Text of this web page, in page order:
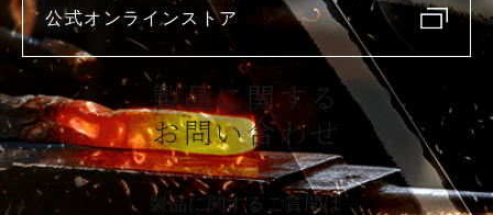
公式オンラインストア
製品に関する
お問い合わせ
製品に関するご質問は